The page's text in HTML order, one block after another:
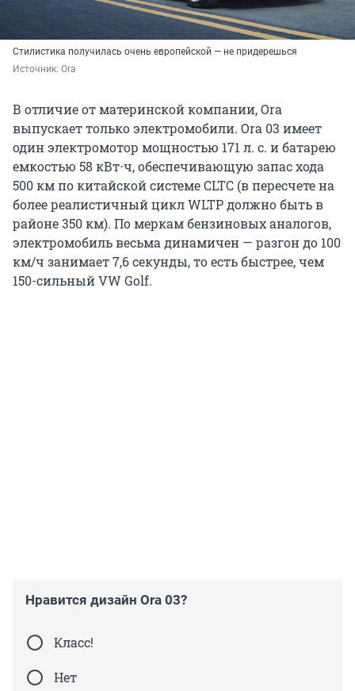
Стилистика получилась очень европейской — не придерешься
Источник: Ora
В отличие от материнской компании, Ora
выпускает только электромобили. Ora 03 имеет
один электромотор мощностью 171 л. с. и батарею
емкостью 58 кВт⋅ч, обеспечивающую запас хода
500 км по китайской системе CLTC (в пересчете на
более реалистичный цикл WLTP должно быть в
районе 350 км). По меркам бензиновых аналогов,
электромобиль весьма динамичен — разгон до 100
км/ч занимает 7,6 секунды, то есть быстрее, чем
150-сильный VW Golf.
Нравится дизайн Ora 03?
Класс!
Нет